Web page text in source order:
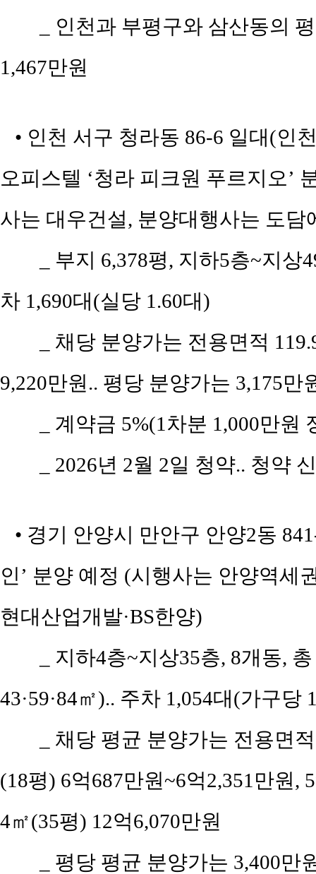
_ 인천과 부평구와 삼산동의
1,467만원
• 인천 서구 청라동 86-6 일대(인
오피스텔 ‘청라 피크원 푸르지오’
사는 대우건설, 분양대행사는 도담
_ 부지 6,378평, 지하5층~지
차 1,690대(실당 1.60대)
_ 채당 분양가는 전용면적
9,220만원.. 평당 분양가는 3,175만
_ 계약금 5%(1차분 1,000만
_ 2026년 2월 2일 청약.. 청약
• 경기 안양시 만안구 안양2동
인’ 분양 예정 (시행사는 안양역세
현대산업개발·BS한양)
_ 지하4층~지상35층, 8개동,
43·59·84㎡).. 주차 1,054대(가구당
_ 채당 평균 분양가는 전용면
(18평) 6억687만원~6억2,351만원,
4㎡(35평) 12억6,070만원
_ 평당 평균 분양가는 3,400